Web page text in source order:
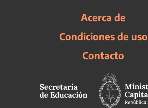
Acerca de
Condiciones de uso
Contacto